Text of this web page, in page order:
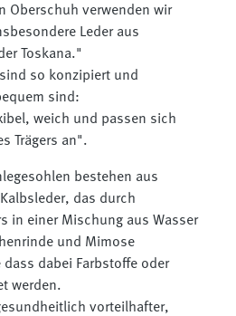
Oberschuh verwenden wir
Leder aus
Toskana."
so konzipiert und
sind:
weich und passen sich
Trägers an".
bestehen aus
das durch
in einer Mischung aus Wasser
und Mimose
dabei Farbstoffe oder
werden.
vorteilhafter,